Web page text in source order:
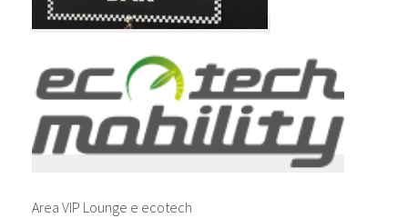
Area VIP Lounge e ecotech